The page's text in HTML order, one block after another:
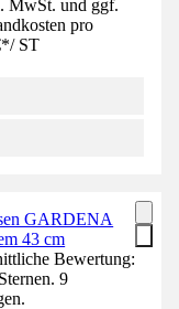
MwSt. und ggf.
pro
*/ ST
GARDENA
43 cm
Bewertung:
9